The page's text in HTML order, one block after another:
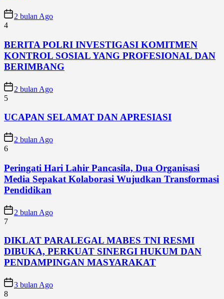
2 bulan Ago
4
BERITA POLRI INVESTIGASI KOMITMEN
KONTROL SOSIAL YANG PROFESIONAL DAN
BERIMBANG
2 bulan Ago
5
UCAPAN SELAMAT DAN APRESIASI
2 bulan Ago
6
Peringati Hari Lahir Pancasila, Dua Organisasi
Media Sepakat Kolaborasi Wujudkan Transformasi
Pendidikan
2 bulan Ago
7
DIKLAT PARALEGAL MABES TNI RESMI
DIBUKA, PERKUAT SINERGI HUKUM DAN
PENDAMPINGAN MASYARAKAT
3 bulan Ago
8